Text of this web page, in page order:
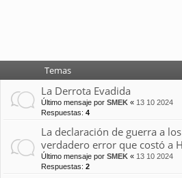
Temas
La Derrota Evadida
Último mensaje por SMEK « 13 10 2024
Respuestas: 4
La declaración de guerra a
verdadero error que costó a
Último mensaje por SMEK « 13 10 2024
Respuestas: 2